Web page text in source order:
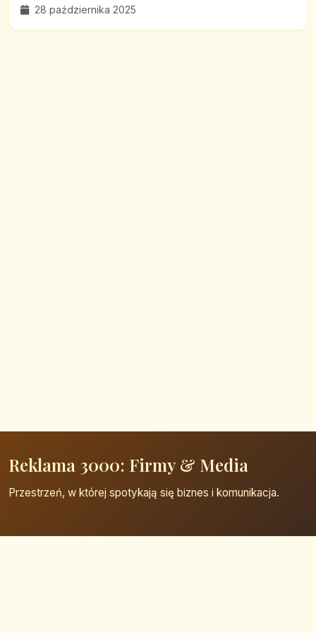
28 października 2025
Reklama 3000: Firmy & Media
Przestrzeń, w której spotykają się biznes i komunikacja.